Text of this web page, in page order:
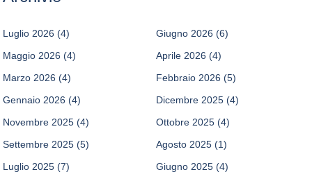
Luglio 2026 (4) Giugno 2026 (6)
Maggio 2026 (4) Aprile 2026 (4)
Marzo 2026 (4) Febbraio 2026 (5)
Gennaio 2026 (4) Dicembre 2025 (4)
Novembre 2025 (4) Ottobre 2025 (4)
Settembre 2025 (5) Agosto 2025 (1)
Luglio 2025 (7) Giugno 2025 (4)